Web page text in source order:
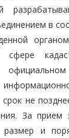
в
сфере
не
За прием
размер и